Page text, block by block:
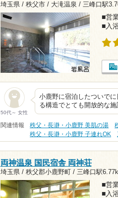
埼玉県 / 秩父市 / 大滝温泉 / 三峰口駅
■営
■入
50代～ 女性
小鹿野に宿泊したついで
る構造でとても開放的な
関連情報 秩父・長瀞・小鹿野 美肌の湯
秩父・長瀞・小鹿野 子連れOK
両神温泉 国民宿舎 両神荘
埼玉県 / 秩父郡小鹿野町 / 三峰口駅
■営
■入